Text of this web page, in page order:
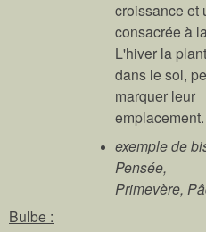
croissance et
consacrée à
L'hiver la
dans le sol,
marquer leur
emplacement.
exemple de
Pensée,
Primevère,
Bulbe :